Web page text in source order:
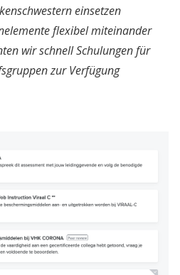
einsetzen
flexibel miteinander
wir schnell Schulungen für
zur Verfügung